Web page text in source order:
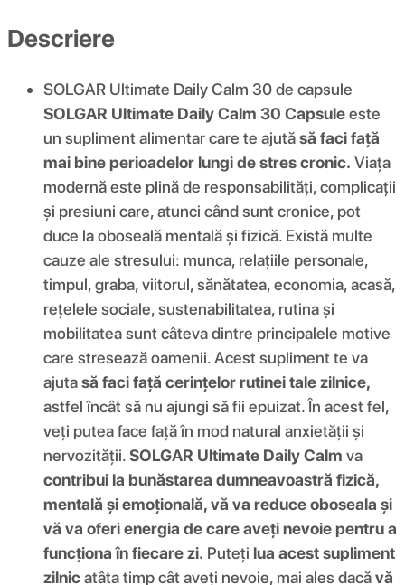
Descriere
SOLGAR Ultimate Daily Calm 30 de capsule
SOLGAR Ultimate Daily Calm 30 Capsuleeste
un supliment alimentar care te ajutăsă faci față
mai bine perioadelor lungi de stres cronic. Viața
modernă este plină de responsabilități, complicații
și presiuni care, atunci când sunt cronice, pot
duce la oboseală mentală și fizică. Există multe
cauze ale stresului: munca, relațiile personale,
timpul, graba, viitorul, sănătatea, economia, acasă,
rețelele sociale, sustenabilitatea, rutina și
mobilitatea sunt câteva dintre principalele motive
care stresează oamenii. Acest supliment te va
ajutasă faci față cerințelor rutinei tale zilnice,
astfel încât să nu ajungi să fii epuizat. În acest fel,
veți putea face față în mod natural anxietății și
nervozității.SOLGAR Ultimate Daily Calm va
contribui la bunăstarea dumneavoastră fizică,
mentală și emoțională, vă va reduce oboseala și
vă va oferi energia de care aveți nevoie pentru a
funcționa în fiecare zi. Puteți lua acest supliment
zilnicatâta timp cât aveți nevoie, mai ales dacăvă